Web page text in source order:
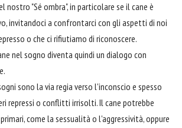
nostro "Sé ombra", in particolare se il cane è
invitandoci a confrontarci con gli aspetti di noi
o che ci rifiutiamo di riconoscere.
nel sogno diventa quindi un dialogo con
sono la via regia verso l'inconscio e spesso
repressi o conflitti irrisolti. Il cane potrebbe
come la sessualità o l'aggressività, oppure